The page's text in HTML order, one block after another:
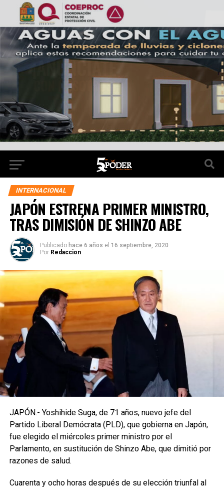
INTERNACIONAL
JAPÓN ESTRENA PRIMER MINISTRO,
TRAS DIMISIÓN DE SHINZO ABE
Publicado hace 6 años el 16 septiembre, 2020
Por Redaccion
JAPÓN.- Yoshihide Suga, de 71 años, nuevo jefe del
Partido Liberal Demócrata (PLD), que gobierna en Japón,
fue elegido el miércoles primer ministro por el
Parlamento, en sustitución de Shinzo Abe, que dimitió por
razones de salud.
Cuarenta y ocho horas después de su elección triunfal al